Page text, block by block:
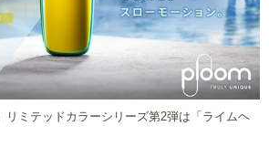
リミテッドカラーシリーズ第2弾は「ライムヘ